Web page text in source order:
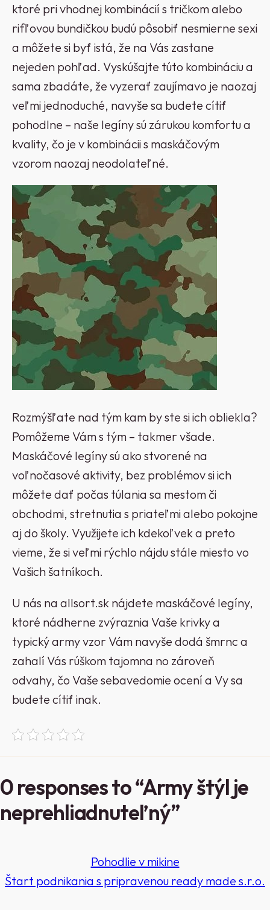
ktoré pri vhodnej kombinácií s tričkom alebo
rifľovou bundičkou budú pôsobiť nesmierne sexi
a môžete si byť istá, že na Vás zastane
nejeden pohľad. Vyskúšajte túto kombináciu a
sama zbadáte, že vyzerať zaujímavo je naozaj
veľmi jednoduché, navyše sa budete cítiť
pohodlne – naše legíny sú zárukou komfortu a
kvality, čo je v kombinácii s maskáčovým
vzorom naozaj neodolateľné.
Rozmýšľate nad tým kam by ste si ich obliekla?
Pomôžeme Vám s tým – takmer všade.
Maskáčové legíny sú ako stvorené na
voľnočasové aktivity, bez problémov si ich
môžete dať počas túlania sa mestom či
obchodmi, stretnutia s priateľmi alebo pokojne
aj do školy. Využijete ich kdekoľvek a preto
vieme, že si veľmi rýchlo nájdu stále miesto vo
Vašich šatníkoch.
U nás na allsort.sk nájdete maskáčové legíny,
ktoré nádherne zvýraznia Vaše krivky a
typický army vzor Vám navyše dodá šmrnc a
zahalí Vás rúškom tajomna no zároveň
odvahy, čo Vaše sebavedomie ocení a Vy sa
budete cítiť inak.
0 responses to “Army štýl je
neprehliadnuteľný”
Pohodlie v mikine
Štart podnikania s pripravenou ready made s.r.o.